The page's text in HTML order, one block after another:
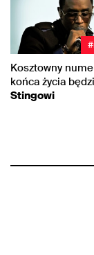
Kosztowny
końca życia
Stingowi